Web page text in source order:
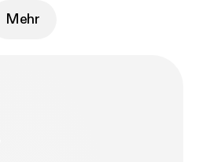
Mehr